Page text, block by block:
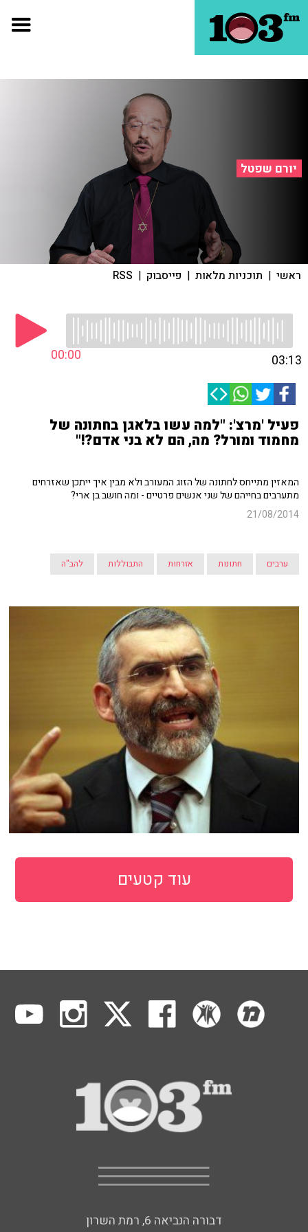
יורם שפטל
ראשי | תוכניות מלאות | פייסבוק |
RSS
00:00 03:13
פעיל 'מרצ': "למה עשו בלאגן בחתונה של
מחמוד ומורל? מה, הם לא בני אדם?!"
המאזין מתייחס לחתונה של הזוג המעורב ולא מבין איך ייתכן שאזרחים
מתערבים בחייהם של שני אנשים פרטיים - ומה חושב בן ארי?
21/08/2014
ערבים חתונות אזרחות התבוללות להב"ה
עוד קטעים
דבורה הנביאה 6, רמת השרון